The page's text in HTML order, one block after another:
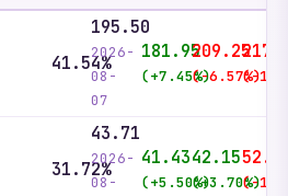
41.54%
195.50
2026-
08-
07
181.95
(+7.45%)
209.25
(-6.57%)
(-
31.72%
43.71
2026-
08-
41.43
(+5.50%)
42.15
(+3.70%)
(-